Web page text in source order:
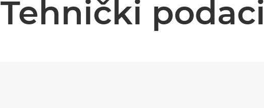
Tehnički podaci